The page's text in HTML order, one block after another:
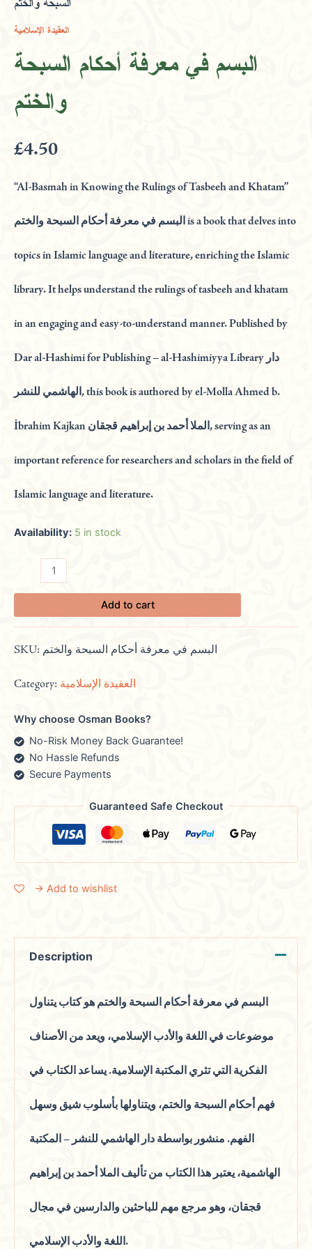
السبحة والختم
العقيدة الإسلامية
البسم في معرفة أحكام السبحة
والختم
£4.50
“Al-Basmah in Knowing the Rulings of Tasbeeh and Khatam”
البسم في معرفة أحكام السبحة والختم is a book that delves into
topics in Islamic language and literature, enriching the Islamic
library. It helps understand the rulings of tasbeeh and khatam
in an engaging and easy-to-understand manner. Published by
Dar al-Hashimi for Publishing – al-Hashimiyya Library دار
الهاشمي للنشر, this book is authored by el-Molla Ahmed b.
İbrahim Kajkan الملا أحمد بن إبراهيم قجقان, serving as an
important reference for researchers and scholars in the field of
Islamic language and literature.
Availability: 5 in stock
في
أحكام
السبحة
والختم
Add to cart
SKU: البسم في معرفة أحكام السبحة والختم
Category: العقيدة الإسلامية
Why choose Osman Books?
No-Risk Money Back Guarantee!
No Hassle Refunds
Secure Payments
Guaranteed Safe Checkout
→ Add to wishlist
Description
البسم في معرفة أحكام السبحة والختم هو كتاب يتناول
موضوعات في اللغة والأدب الإسلامي، ويعد من الأصناف
الفكرية التي تثري المكتبة الإسلامية. يساعد الكتاب في
فهم أحكام السبحة والختم، ويتناولها بأسلوب شيق وسهل
الفهم. منشور بواسطة دار الهاشمي للنشر – المكتبة
الهاشمية، يعتبر هذا الكتاب من تأليف الملا أحمد بن إبراهيم
قجقان، وهو مرجع مهم للباحثين والدارسين في مجال
اللغة والأدب الإسلامي.